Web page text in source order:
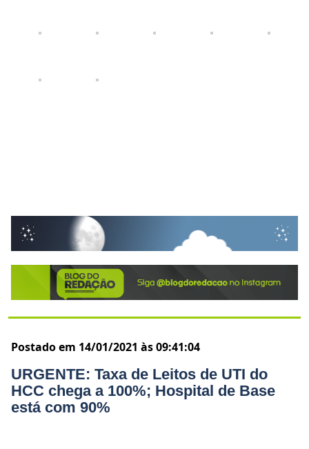
Postado em 14/01/2021 às 09:41:04
URGENTE: Taxa de Leitos de UTI do
HCC chega a 100%; Hospital de Base
está com 90%